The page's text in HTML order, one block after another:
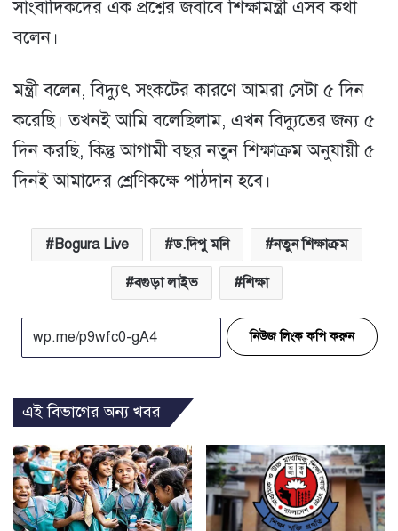
সাংবাদিকদের এক প্রশ্নের জবাবে শিক্ষামন্ত্রী এসব কথা
বলেন।
মন্ত্রী বলেন, বিদ্যুৎ সংকটের কারণে আমরা সেটা ৫ দিন
করেছি। তখনই আমি বলেছিলাম, এখন বিদ্যুতের জন্য ৫
দিন করছি, কিন্তু আগামী বছর নতুন শিক্ষাক্রম অনুযায়ী ৫
দিনই আমাদের শ্রেণিকক্ষে পাঠদান হবে।
Bogura Live ড.দিপু মনি নতুন শিক্ষাক্রম
বগুড়া লাইভ শিক্ষা
নিউজ লিংক কপি করুন
এই বিভাগের অন্য খবর